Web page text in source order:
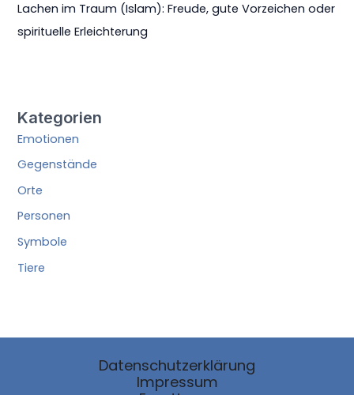
Lachen im Traum (Islam): Freude, gute Vorzeichen oder
spirituelle Erleichterung
Kategorien
Emotionen
Gegenstände
Orte
Personen
Symbole
Tiere
Datenschutzerklärung
Impressum